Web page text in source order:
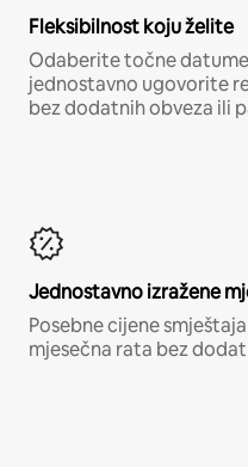
Fleksibilnost koju želite
Odaberite točne
jednostavno ugovorite
bez dodatnih obveza ili
Jednostavno izražene
Posebne cijene
mjesečna rata bez